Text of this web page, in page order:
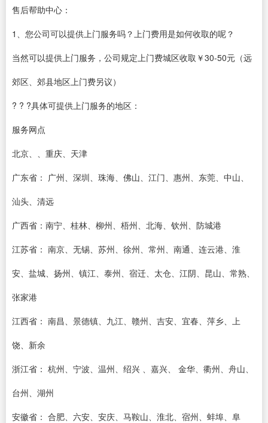
售后帮助中心：
1、您公司可以提供上门服务吗？上门费用是如何收取的呢？
当然可以提供上门服务，公司规定上门费城区收取￥30-50元（远
郊区、郊县地区上门费另议）
? ? ?具体可提供上门服务的地区：
服务网点
北京、、重庆、天津
广东省： 广州、深圳、珠海、佛山、江门、惠州、东莞、中山、
汕头、清远
广西省：南宁、桂林、柳州、梧州、北海、钦州、防城港
江苏省： 南京、无锡、苏州、徐州、常州、南通、连云港、淮
安、盐城、扬州、镇江、泰州、宿迁、太仓、江阴、昆山、常熟、
张家港
江西省： 南昌、景德镇、九江、赣州、吉安、宜春、萍乡、上
饶、新余
浙江省： 杭州、宁波、温州、绍兴 、嘉兴、 金华、衢州、舟山、
台州、湖州
安徽省： 合肥、六安、安庆、马鞍山、淮北、宿州、蚌埠、阜